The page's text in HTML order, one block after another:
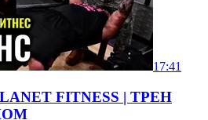
17:41
FITNESS | ТРЕН